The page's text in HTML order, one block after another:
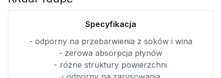
Specyfikacja
- odporny na przebarwienia z soków i wina
- zerowa absorpcja płynów
- różne struktury powierzchni